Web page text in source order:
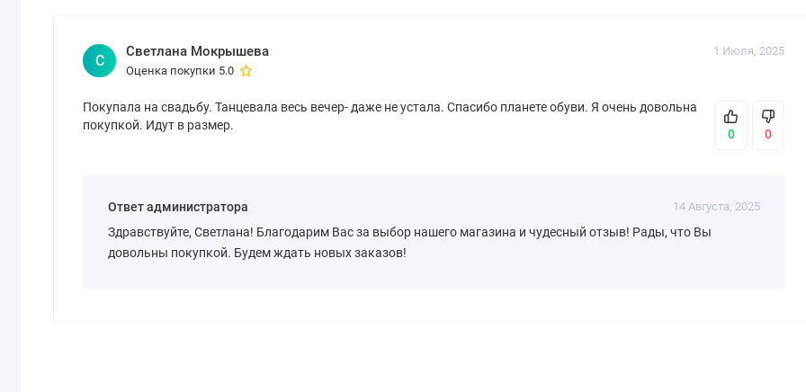
С
Светлана Мокрышева
Оценка покупки 5.0
1 Июля, 2025
Покупала на свадьбу. Танцевала весь вечер- даже не устала. Спасибо планете обуви. Я очень довольна
покупкой. Идут в размер.
0 0
Ответ администратора 14 Августа, 2025
Здравствуйте, Светлана! Благодарим Вас за выбор нашего магазина и чудесный отзыв! Рады, что Вы
довольны покупкой. Будем ждать новых заказов!